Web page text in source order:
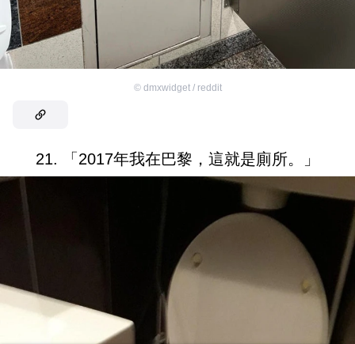
© dmxwidget / reddit
21. 「2017年我在巴黎，這就是廁所。」